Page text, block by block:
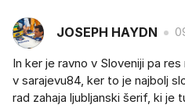
JOSEPH HAYDN
In ker je ravno v Sloveniji pa
v sarajevu84, ker to je najbolj
rad zahaja ljubljanski šerif, ki je